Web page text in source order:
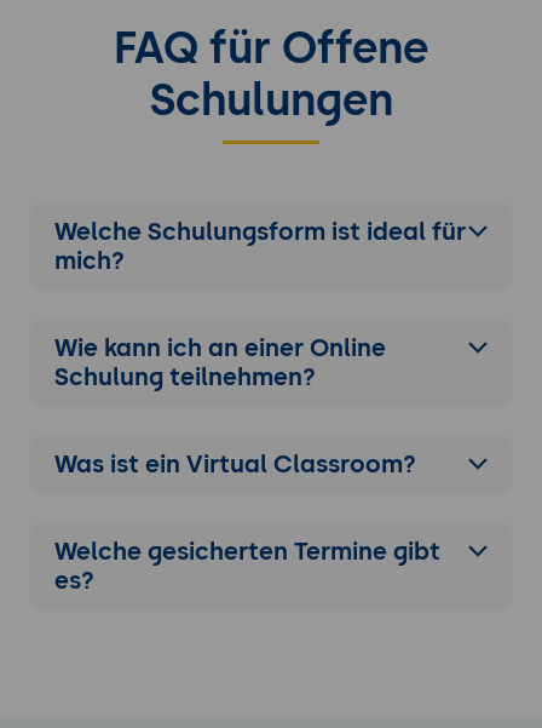
FAQ für Offene
Schulungen
Welche Schulungsform ist ideal für
mich?
Wie kann ich an einer Online
Schulung teilnehmen?
Was ist ein Virtual Classroom?
Welche gesicherten Termine gibt
es?